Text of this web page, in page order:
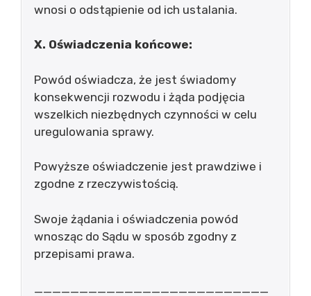
wnosi o odstąpienie od ich ustalania.
X. Oświadczenia końcowe:
Powód oświadcza, że jest świadomy
konsekwencji rozwodu i żąda podjęcia
wszelkich niezbędnych czynności w celu
uregulowania sprawy.
Powyższe oświadczenie jest prawdziwe i
zgodne z rzeczywistością.
Swoje żądania i oświadczenia powód
wnosząc do Sądu w sposób zgodny z
przepisami prawa.
__________________________